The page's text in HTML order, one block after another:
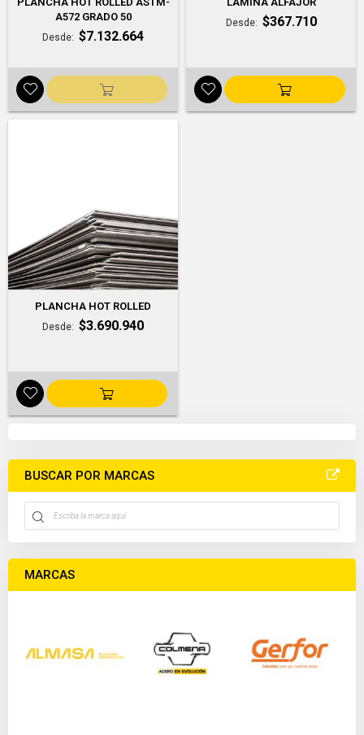
A572 GRADO 50
Desde $7.132.664
Desde $367.710
PLANCHA HOT ROLLED
Desde $3.690.940
BUSCAR POR MARCAS
MARCAS